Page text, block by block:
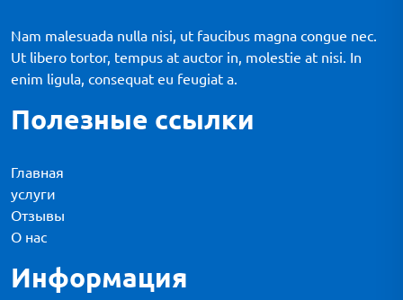
Nam malesuada nulla nisi, ut faucibus magna congue nec.
Ut libero tortor, tempus at auctor in, molestie at nisi. In
enim ligula, consequat eu feugiat a.
Полезные ссылки
Главная
услуги
Отзывы
О нас
Информация